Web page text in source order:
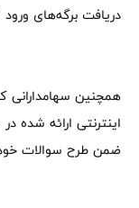
دریافت برگه‌های
همچنین سهامدارانی
ضمن طرح سوالات